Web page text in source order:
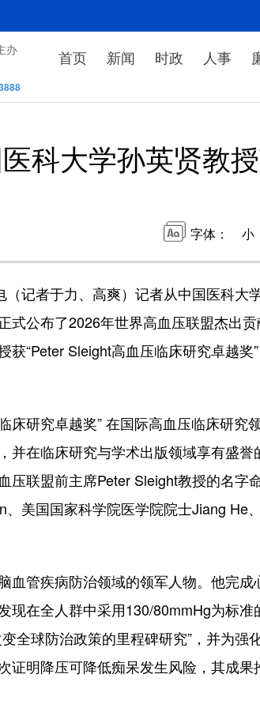
办
首页 新闻 时政 人事
科大学孙英贤教
字体： 小
记者于力、高爽）记者从中国医科大
式公布了2026年世界高血压联盟杰出
获“Peter Sleight高血压临床研究卓越
研究卓越奖” 在国际高血压临床研究
并在临床研究与学术出版领域享有盛
压联盟前主席Peter Sleight教授的名字
、美国国家科学院医学院院士Jiang He
管疾病防治领域的领军人物。他完成
现在全人群中采用130/80mmHg为标
全球防治政策的里程碑研究”，并为
证明降压可降低痴呆发生风险，其成